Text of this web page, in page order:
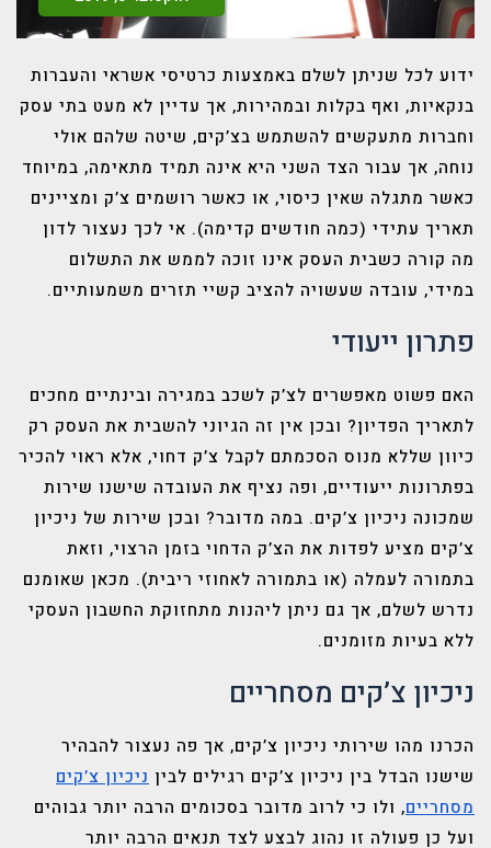
ידוע לכל שניתן לשלם באמצעות כרטיסי אשראי והעברות
בנקאיות, ואף בקלות ובמהירות, אך עדיין לא מעט בתי עסק
וחברות מתעקשים להשתמש בצ’קים, שיטה שלהם אולי
נוחה, אך עבור הצד השני היא אינה תמיד מתאימה, במיוחד
כאשר מתגלה שאין כיסוי, או כאשר רושמים צ’ק ומציינים
תאריך עתידי (כמה חודשים קדימה). אי לכך נעצור לדון
מה קורה כשבית העסק אינו זוכה לממש את התשלום
במידי, עובדה שעשויה להציב קשיי תזרים משמעותיים.
פתרון ייעודי
האם פשוט מאפשרים לצ’ק לשכב במגירה ובינתיים מחכים
לתאריך הפדיון? ובכן אין זה הגיוני להשבית את העסק רק
כיוון שללא מנוס הסכמתם לקבל צ’ק דחוי, אלא ראוי להכיר
בפתרונות ייעודיים, ופה נציף את העובדה שישנו שירות
שמכונה ניכיון צ’קים. במה מדובר? ובכן שירות של ניכיון
צ’קים מציע לפדות את הצ’ק הדחוי בזמן הרצוי, וזאת
בתמורה לעמלה (או בתמורה לאחוזי ריבית). מכאן שאומנם
נדרש לשלם, אך גם ניתן ליהנות מתחזוקת החשבון העסקי
ללא בעיות מזומנים.
ניכיון צ’קים מסחריים
הכרנו מהו שירותי ניכיון צ’קים, אך פה נעצור להבהיר
שישנו הבדל בין ניכיון צ’קים רגילים לבין ניכיון צ’קים
מסחריים, ולו כי לרוב מדובר בסכומים הרבה יותר גבוהים
ועל כן פעולה זו נהוג לבצע לצד תנאים הרבה יותר